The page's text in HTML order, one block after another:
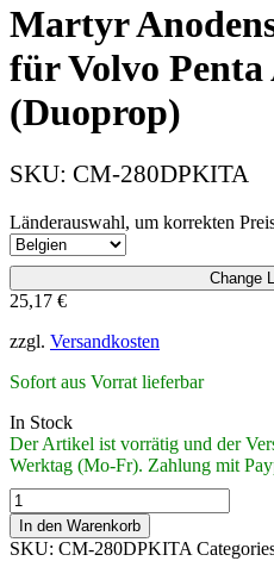
Martyr
für Volvo Penta
(Duoprop)
SKU: CM-280DPKITA
Länderauswahl, um korrekten
Change
25,17 €
zzgl. Versandkosten
Sofort aus Vorrat lieferbar
In Stock
Der Artikel ist vorrätig und der
Werktag (Mo-Fr). Zahlung mit
Martyr
Anodensatz
Aluminium
In den Warenkorb
SKU: CM-280DPKITA